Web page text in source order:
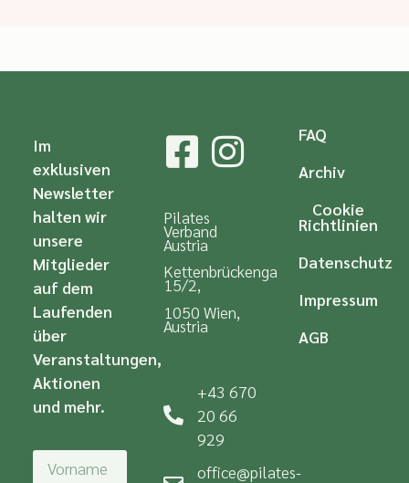
Pilates
Verband
Austria
Kettenbrückengasse
15/2,
1050 Wien,
Austria
+43 670
20 66
929
office@pilates-
Im
exklusiven
Newsletter
halten wir
unsere
Mitglieder
auf dem
Laufenden
über
Veranstaltungen,
Aktionen
und mehr.
FAQ
Archiv
Cookie
Richtlinien
Datenschutz
Impressum
AGB